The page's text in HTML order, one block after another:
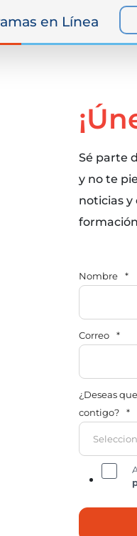
en Línea
Sé parte
y no te
noticias y
Nombre *
Correo *
¿Deseas
contigo?
*